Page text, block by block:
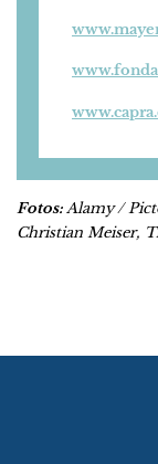
Fotos:Alamy /
Christian Meiser,